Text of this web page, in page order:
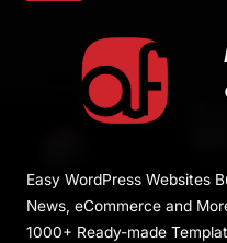
Easy WordPress Websites
News, eCommerce and
1000+ Ready-made